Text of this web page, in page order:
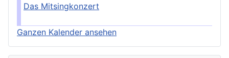
Das Mitsingkonzert
Ganzen Kalender ansehen